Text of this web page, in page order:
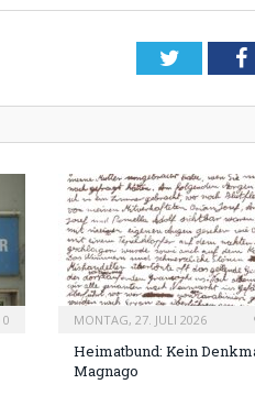
Twitter
0 MONTAG, 27. JULI 2026
Heimatbund: Kein
Magnago